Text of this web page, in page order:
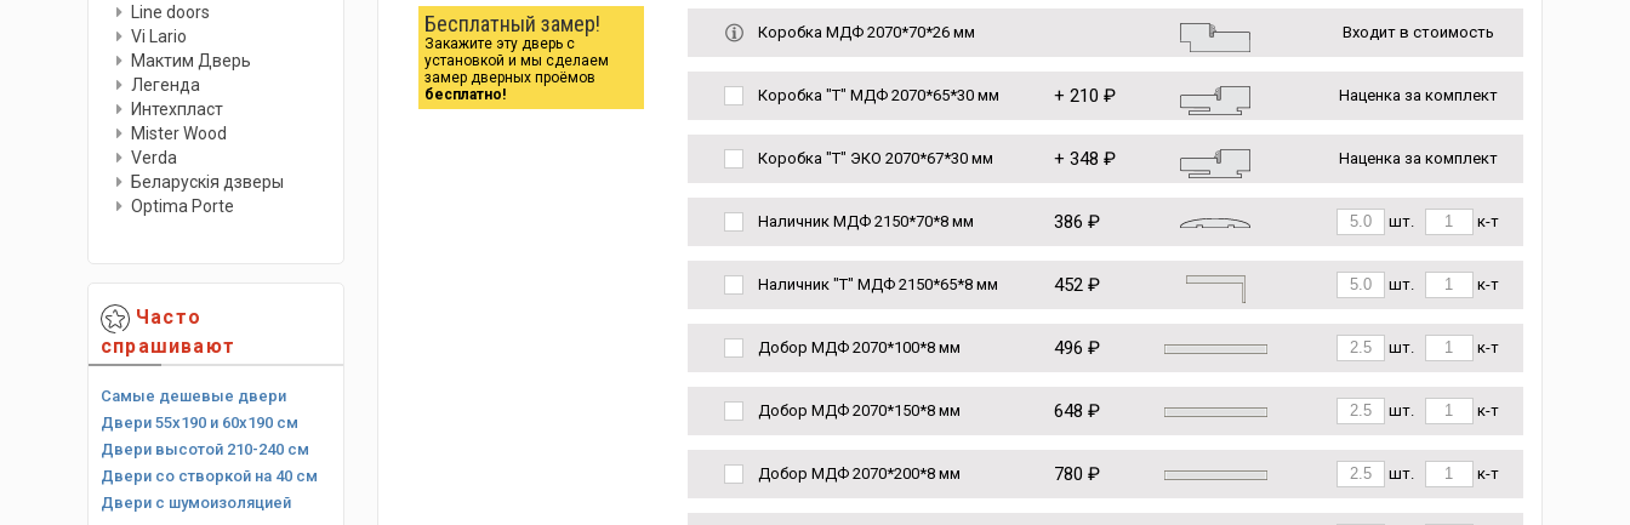
Line doors
Vi Lario
Мактим Дверь
Легенда
Интехпласт
Мister Wood
Verda
Беларускiя дзверы
Optima Porte
Часто
спрашивают
Самые дешевые двери
Двери 55х190 и 60х190 см
Двери высотой 210-240 см
Двери со створкой на 40 см
Двери с шумоизоляцией
Бесплатный замер!
Закажите эту дверь с
установкой и мы сделаем
замер дверных проёмов
бесплатно!
Коробка МДФ 2070*70*26 мм Входит в стоимость
Коробка "Т" МДФ 2070*65*30 мм + 210 ₽ Наценка за комплект
Коробка "Т" ЭКО 2070*67*30 мм + 348 ₽ Наценка за комплект
Наличник МДФ 2150*70*8 мм 386 ₽ шт. к-т
Наличник "Т" МДФ 2150*65*8 мм 452 ₽ шт. к-т
Добор МДФ 2070*100*8 мм 496 ₽ шт. к-т
Добор МДФ 2070*150*8 мм 648 ₽ шт. к-т
Добор МДФ 2070*200*8 мм 780 ₽ шт. к-т